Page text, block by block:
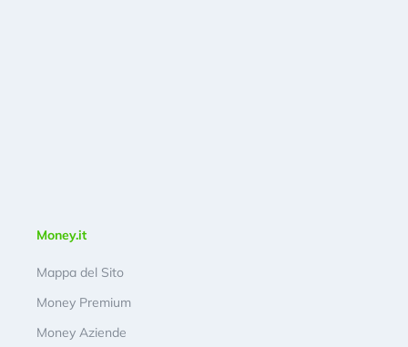
Money.it
Mappa del Sito
Money Premium
Money Aziende